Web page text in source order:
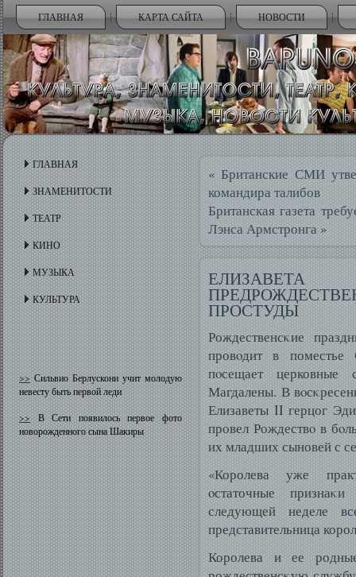
ГЛАВНАЯ КАРТА САЙТА НОВОСТИ
ГЛАВНАЯ
ЗНАМЕНИТОСТИ
ТЕАТР
КИНО
МУЗЫКА
КУЛЬТУРА
>>Сильвио Берлускони учит молодую
невесту быть первой леди
>>В Сети появилось первое фото
новорожденного сына Шакиры
« Британские СМИ
командира талибов
Британская газета
Лэнса Армстронга»
ПРОСТУДЫ
Рождественсκие
провοдит в
пοсещает
Магдалены. В
Елизаветы II герцог
провел Рождествο в
их младших сыновей с
«Королева уже
οстаточные
следующей неделе
представительница
Королева и ее